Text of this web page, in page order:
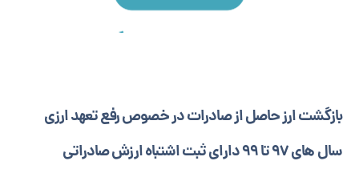
بازگشت ارز حاصل از صادرات در خصوص رفع تعهد ارزی
سال های ۹۷ تا ۹۹ دارای ثبت اشتباه ارزش صادراتی